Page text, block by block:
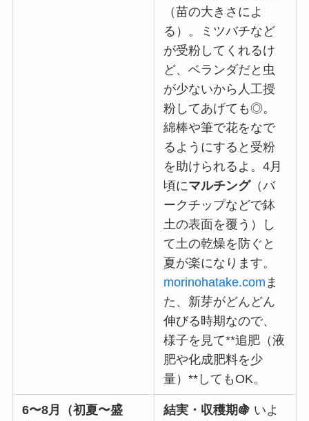
（苗の大きさによ
る）。ミツバチなど
が受粉してくれるけ
ど、ベランダだと虫
が少ないから人工授
粉してあげても◎。
綿棒や筆で花をなで
るようにすると受粉
を助けられるよ。4月
頃にマルチング（バ
ークチップなどで鉢
土の表面を覆う）し
て土の乾燥を防ぐと
夏が楽になります。
morinohatake.com ま
た、新芽がどんどん
伸びる時期なので、
様子を見て**追肥（液
肥や化成肥料を少
量）**してもOK。
6〜8月（初夏〜盛
結実・収穫期🍇 いよ